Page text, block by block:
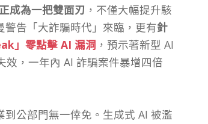
成為一把雙面刃 ，不僅大幅提升駭
告「大詐騙時代」來臨，更有針
」零點擊 AI 漏洞 ，預示著新型 AI
，一年內 AI 詐騙案件暴增四倍
公部門無一倖免。生成式 AI 被濫